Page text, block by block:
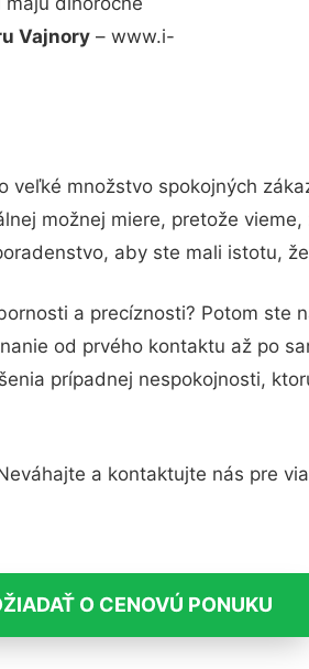
Vajnory – www.i-
veľké množstvo spokojných
možnej miere, pretože
aby ste mali istotu,
a precíznosti? Potom ste
od prvého kontaktu až po
prípadnej nespokojnosti,
a kontaktujte nás pre
O CENOVÚ PONUKU